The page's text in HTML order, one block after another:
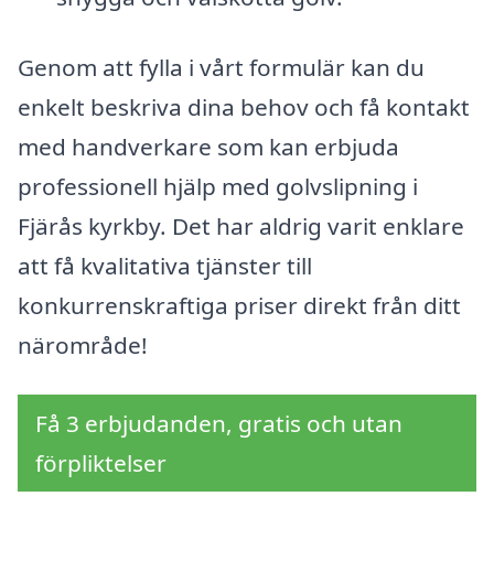
Genom att fylla i vårt formulär kan du
enkelt beskriva dina behov och få kontakt
med handverkare som kan erbjuda
professionell hjälp med golvslipning i
Fjärås kyrkby. Det har aldrig varit enklare
att få kvalitativa tjänster till
konkurrenskraftiga priser direkt från ditt
närområde!
Få 3 erbjudanden, gratis och utan
förpliktelser